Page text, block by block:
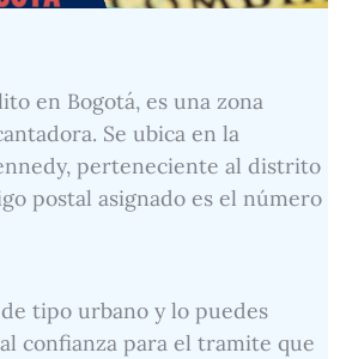
en Bogotá, es una zona
Se ubica en la
perteneciente al distrito
postal asignado es el número
tipo urbano y lo puedes
confianza para el tramite que